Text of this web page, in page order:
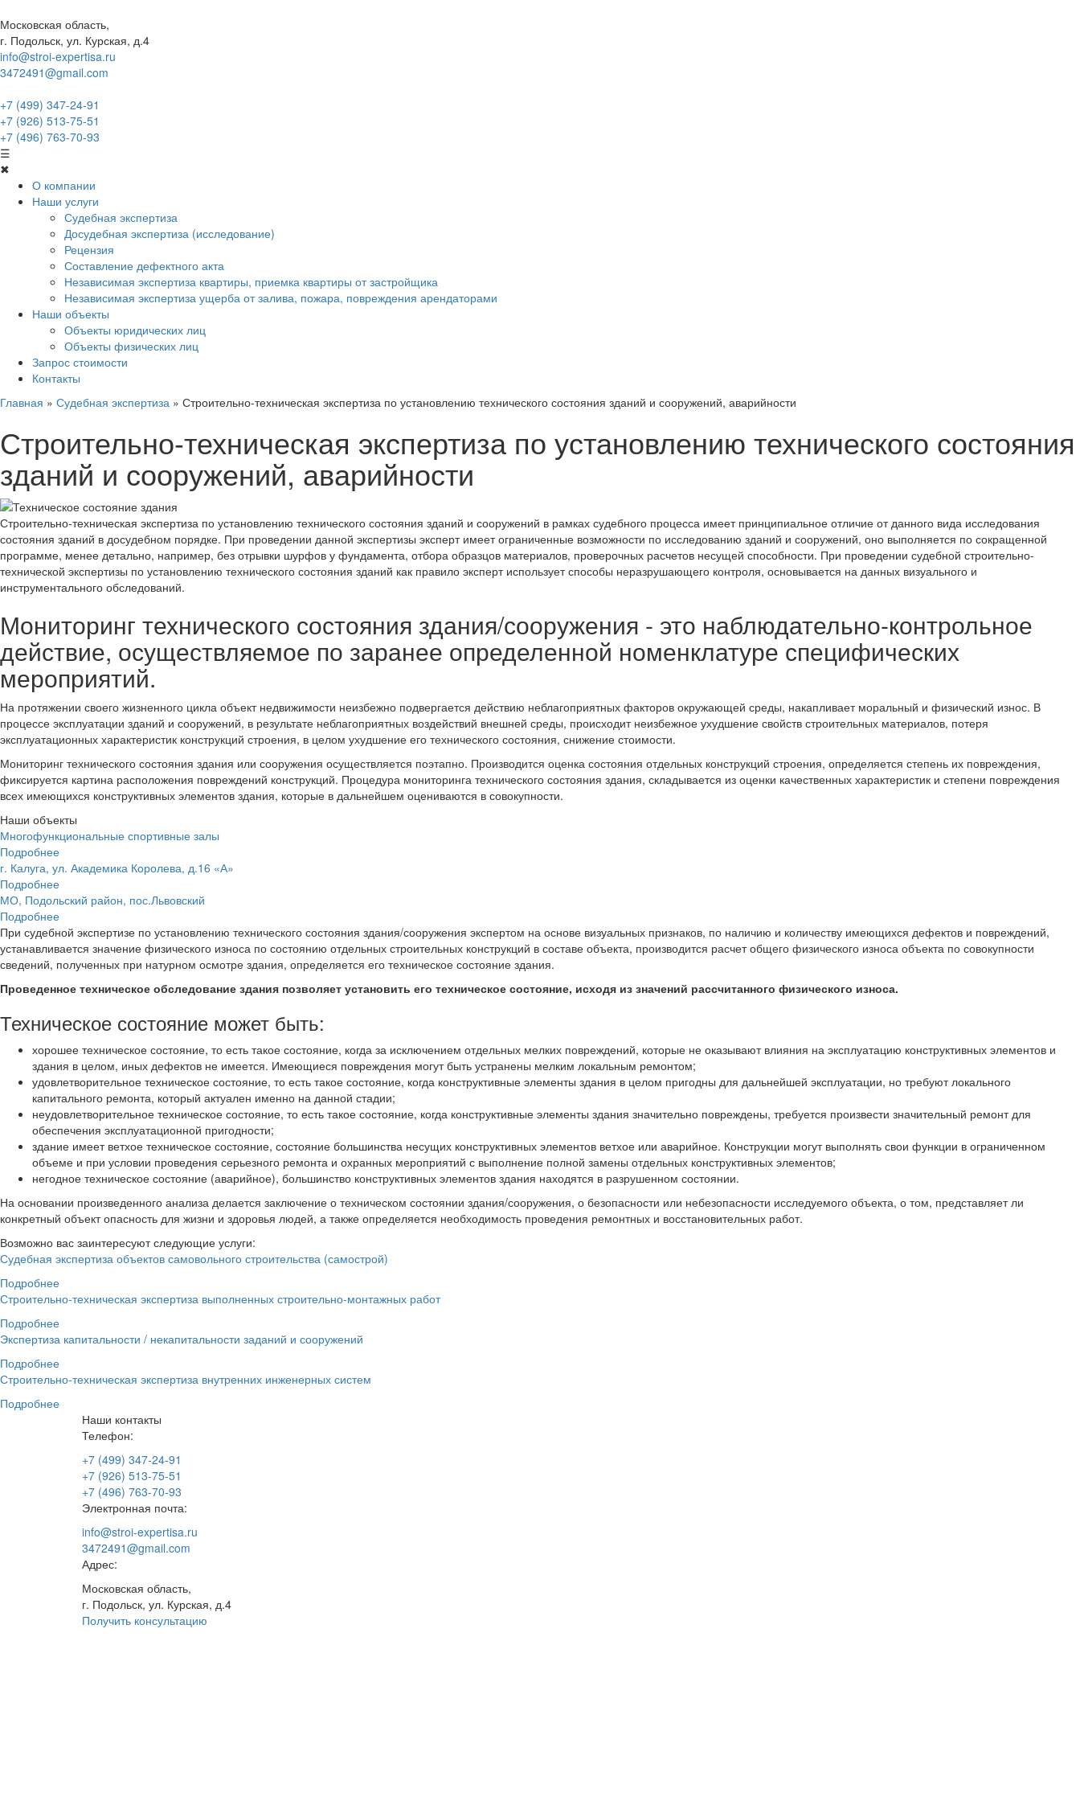
Московская область,
г. Подольск, ул. Курская, д.4
info@stroi-expertisa.ru
3472491@gmail.com
+7 (499) 347-24-91
+7 (926) 513-75-51
+7 (496) 763-70-93
☰
✖
О компании
Наши услуги
Судебная экспертиза
Досудебная экспертиза (исследование)
Рецензия
Составление дефектного акта
Независимая экспертиза квартиры, приемка квартиры от застройщика
Независимая экспертиза ущерба от залива, пожара, повреждения арендаторами
Наши объекты
Объекты юридических лиц
Объекты физических лиц
Запрос стоимости
Контакты
Главная » Судебная экспертиза » Строительно-техническая экспертиза по установлению технического состояния зданий и сооружений, аварийности
Строительно-техническая экспертиза по установлению технического состояния
зданий и сооружений, аварийности
Строительно-техническая экспертиза по установлению технического состояния зданий и сооружений в рамках судебного процесса имеет принципиальное отличие от данного вида исследования
состояния зданий в досудебном порядке. При проведении данной экспертизы эксперт имеет ограниченные возможности по исследованию зданий и сооружений, оно выполняется по сокращенной
программе, менее детально, например, без отрывки шурфов у фундамента, отбора образцов материалов, проверочных расчетов несущей способности. При проведении судебной строительно-
технической экспертизы по установлению технического состояния зданий как правило эксперт использует способы неразрушающего контроля, основывается на данных визуального и
инструментального обследований.
Мониторинг технического состояния здания/сооружения - это наблюдательно-контрольное
действие, осуществляемое по заранее определенной номенклатуре специфических
мероприятий.
На протяжении своего жизненного цикла объект недвижимости неизбежно подвергается действию неблагоприятных факторов окружающей среды, накапливает моральный и физический износ. В
процессе эксплуатации зданий и сооружений, в результате неблагоприятных воздействий внешней среды, происходит неизбежное ухудшение свойств строительных материалов, потеря
эксплуатационных характеристик конструкций строения, в целом ухудшение его технического состояния, снижение стоимости.
Мониторинг технического состояния здания или сооружения осуществляется поэтапно. Производится оценка состояния отдельных конструкций строения, определяется степень их повреждения,
фиксируется картина расположения повреждений конструкций. Процедура мониторинга технического состояния здания, складывается из оценки качественных характеристик и степени повреждения
всех имеющихся конструктивных элементов здания, которые в дальнейшем оцениваются в совокупности.
Наши объекты
Многофункциональные спортивные залы
Подробнее
г. Калуга, ул. Академика Королева, д.16 «А»
Подробнее
МО, Подольский район, пос.Львовский
Подробнее
При судебной экспертизе по установлению технического состояния здания/сооружения экспертом на основе визуальных признаков, по наличию и количеству имеющихся дефектов и повреждений,
устанавливается значение физического износа по состоянию отдельных строительных конструкций в составе объекта, производится расчет общего физического износа объекта по совокупности
сведений, полученных при натурном осмотре здания, определяется его техническое состояние здания.
Проведенное техническое обследование здания позволяет установить его техническое состояние, исходя из значений рассчитанного физического износа.
Техническое состояние может быть:
хорошее техническое состояние, то есть такое состояние, когда за исключением отдельных мелких повреждений, которые не оказывают влияния на эксплуатацию конструктивных элементов и
здания в целом, иных дефектов не имеется. Имеющиеся повреждения могут быть устранены мелким локальным ремонтом;
удовлетворительное техническое состояние, то есть такое состояние, когда конструктивные элементы здания в целом пригодны для дальнейшей эксплуатации, но требуют локального
капитального ремонта, который актуален именно на данной стадии;
неудовлетворительное техническое состояние, то есть такое состояние, когда конструктивные элементы здания значительно повреждены, требуется произвести значительный ремонт для
обеспечения эксплуатационной пригодности;
здание имеет ветхое техническое состояние, состояние большинства несущих конструктивных элементов ветхое или аварийное. Конструкции могут выполнять свои функции в ограниченном
объеме и при условии проведения серьезного ремонта и охранных мероприятий с выполнение полной замены отдельных конструктивных элементов;
негодное техническое состояние (аварийное), большинство конструктивных элементов здания находятся в разрушенном состоянии.
На основании произведенного анализа делается заключение о техническом состоянии здания/сооружения, о безопасности или небезопасности исследуемого объекта, о том, представляет ли
конкретный объект опасность для жизни и здоровья людей, а также определяется необходимость проведения ремонтных и восстановительных работ.
Возможно вас заинтересуют следующие услуги:
Судебная экспертиза объектов самовольного строительства (самострой)
Подробнее
Строительно-техническая экспертиза выполненных строительно-монтажных работ
Подробнее
Экспертиза капитальности / некапитальности заданий и сооружений
Подробнее
Строительно-техническая экспертиза внутренних инженерных систем
Подробнее
Наши контакты
Телефон:
+7 (499) 347-24-91
+7 (926) 513-75-51
+7 (496) 763-70-93
Электронная почта:
info@stroi-expertisa.ru
3472491@gmail.com
Адрес:
Московская область,
г. Подольск, ул. Курская, д.4
Получить консультацию